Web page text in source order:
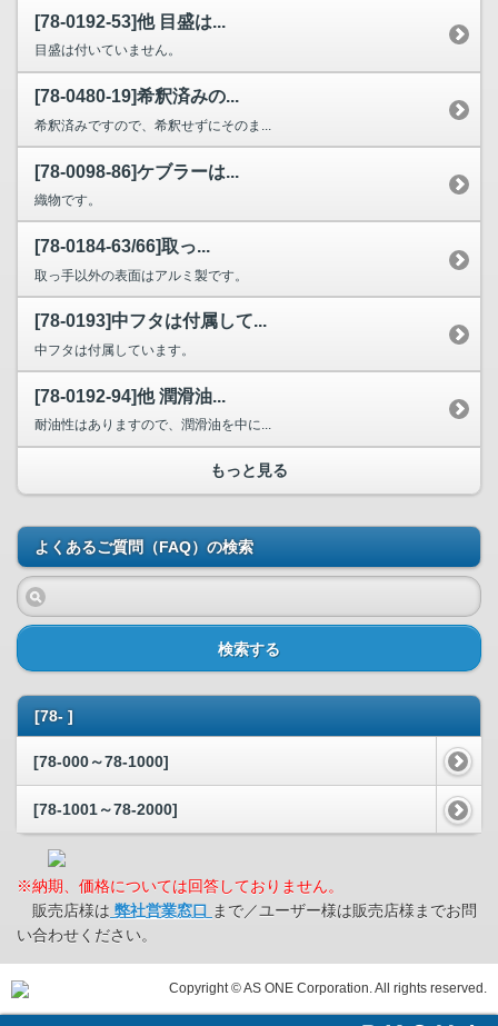
[78-0192-53]他 目盛は...
目盛は付いていません。
[78-0480-19]希釈済みの...
希釈済みですので、希釈せずにそのま...
[78-0098-86]ケブラーは...
織物です。
[78-0184-63/66]取っ...
取っ手以外の表面はアルミ製です。
[78-0193]中フタは付属して...
中フタは付属しています。
[78-0192-94]他 潤滑油...
耐油性はありますので、潤滑油を中に...
もっと見る
よくあるご質問（FAQ）の検索
検索する
[78- ]
[78-000～78-1000]
[78-1001～78-2000]
※納期、価格については回答しておりません。
販売店様は 弊社営業窓口 まで／ユーザー様は販売店様までお問
い合わせください。
Copyright © AS ONE Corporation. All rights reserved.